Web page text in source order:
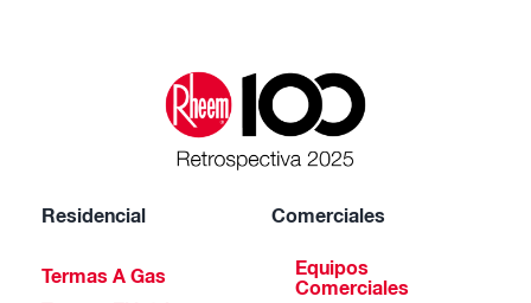
Residencial
Termas A Gas
Comerciales
Equipos
Comerciales